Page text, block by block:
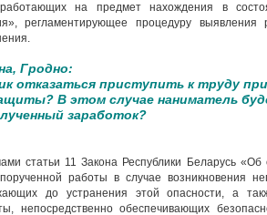
работающих на предмет нахождения в
регламентирующее процедуру
Гродно:
отказаться приступить к труду
В этом случае наниматель
заработок?
статьи 11 Закона Республики Беларусь
работы в случае возникновения
до устранения этой опасности, а
непосредственно обеспечивающих